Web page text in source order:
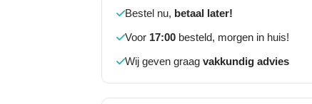
Bestel nu, betaal later!
Voor 17:00besteld, morgen in huis!
Wij geven graag vakkundig advies